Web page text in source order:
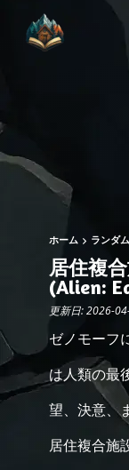
ホーム ランダ
居住複
(Alien:
更新日: 2026-
ゼノモーフ
は人類の最
望、決意、
居住複合施